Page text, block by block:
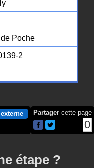
Poche
2
Partager cette page
0
étape ?